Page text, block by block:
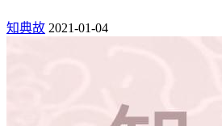
知典故 2021-01-04